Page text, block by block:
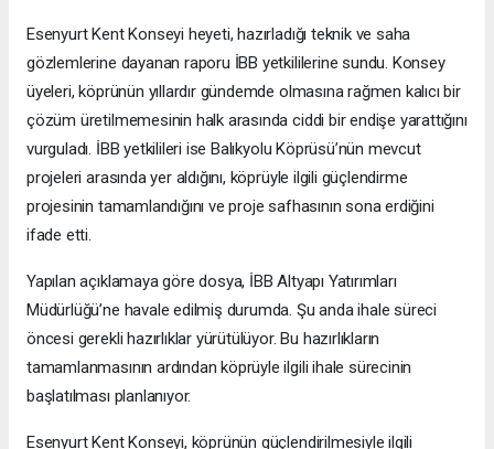
Esenyurt Kent Konseyi heyeti, hazırladığı teknik ve saha
gözlemlerine dayanan raporu İBB yetkililerine sundu. Konsey
üyeleri, köprünün yıllardır gündemde olmasına rağmen kalıcı bir
çözüm üretilmemesinin halk arasında ciddi bir endişe yarattığını
vurguladı. İBB yetkilileri ise Balıkyolu Köprüsü’nün mevcut
projeleri arasında yer aldığını, köprüyle ilgili güçlendirme
projesinin tamamlandığını ve proje safhasının sona erdiğini
ifade etti.
Yapılan açıklamaya göre dosya, İBB Altyapı Yatırımları
Müdürlüğü’ne havale edilmiş durumda. Şu anda ihale süreci
öncesi gerekli hazırlıklar yürütülüyor. Bu hazırlıkların
tamamlanmasının ardından köprüyle ilgili ihale sürecinin
başlatılması planlanıyor.
Esenyurt Kent Konseyi, köprünün güçlendirilmesiyle ilgili